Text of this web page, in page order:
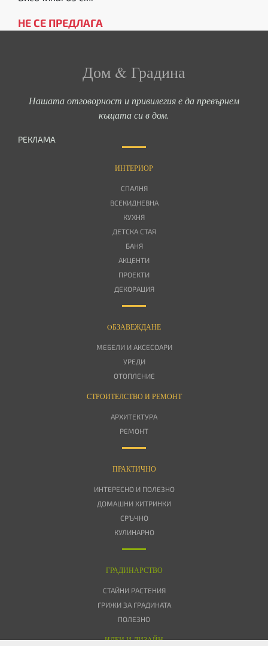
НЕ СЕ ПРЕДЛАГА
Дом & Градина
Нашата отговорност и привилегия е да превърнем
къщата си в дом.
РЕКЛАМА
ИНТЕРИОР
СПАЛНЯ
ВСЕКИДНЕВНА
КУХНЯ
ДЕТСКА СТАЯ
БАНЯ
АКЦЕНТИ
ПРОЕКТИ
ДЕКОРАЦИЯ
OБЗАВЕЖДАНЕ
МЕБЕЛИ И АКСЕСОАРИ
УРЕДИ
ОТОПЛЕНИЕ
СТРОИТЕЛСТВО И РЕМОНТ
АРХИТЕКТУРА
РЕМОНТ
ПРАКТИЧНО
ИНТЕРЕСНО И ПОЛЕЗНО
ДОМАШНИ ХИТРИНКИ
СРЪЧНО
КУЛИНАРНО
ГРАДИНАРСТВО
СТАЙНИ РАСТЕНИЯ
ГРИЖИ ЗА ГРАДИНАТА
ПОЛЕЗНО
ИДЕИ И ДИЗАЙН